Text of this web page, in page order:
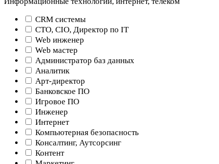
CRM системы
CTO, CIO, Директор по IT
Web инженер
Web мастер
Администратор баз данных
Аналитик
Арт-директор
Банковское ПО
Игровое ПО
Инженер
Интернет
Компьютерная безопасность
Консалтинг, Аутсорсинг
Контент